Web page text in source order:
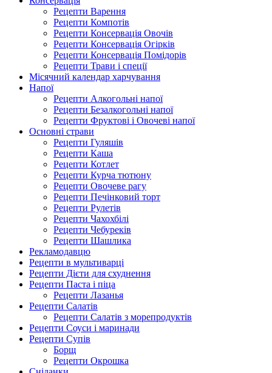
Рецепти Варення
Рецепти Компотів
Рецепти Консервація Овочів
Рецепти Консервація Огірків
Рецепти Консервація Помідорів
Рецепти Трави і спеції
Місячний календар харчування
Напої
Рецепти Алкогольні напої
Рецепти Безалкогольні напої
Рецепти Фруктові і Овочеві напої
Основні страви
Рецепти Гуляшів
Рецепти Каша
Рецепти Котлет
Рецепти Курча тютюну
Рецепти Овочеве рагу
Рецепти Печінковий торт
Рецепти Рулетів
Рецепти Чахохбілі
Рецепти Чебуреків
Рецепти Шашлика
Рекламодавцю
Рецепти в мультиварці
Рецепти Дієти для схуднення
Рецепти Паста і піца
Рецепти Лазанья
Рецепти Салатів
Рецепти Салатів з морепродуктів
Рецепти Соуси і маринади
Рецепти Супів
Борщ
Рецепти Окрошка